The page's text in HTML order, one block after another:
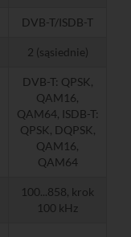
DVB-T/ISDB-T
2 (sąsiednie)
DVB-T: QPSK,
QAM16,
QAM64, ISDB-T:
QPSK, DQPSK,
QAM16,
QAM64
100...858, krok
100 kHz